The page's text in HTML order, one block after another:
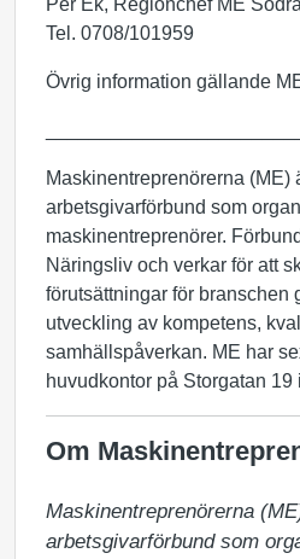
Per Ek, Regionchef ME Södra
Tel. 0708/101959
Övrig information gällande
Maskinentreprenörerna (ME)
arbetsgivarförbund som
maskinentreprenörer.
Näringsliv och verkar för att
förutsättningar för branschen
utveckling av kompetens,
samhällspåverkan. ME har
huvudkontor på Storgatan 19
Om
Maskinentreprenörerna
arbetsgivarförbund som